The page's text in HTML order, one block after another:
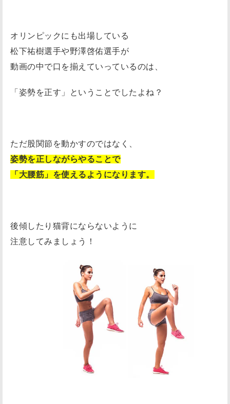
オリンピックにも出場している
松下祐樹選手や野澤啓佑選手が
動画の中で口を揃えていっているのは、
「姿勢を正す」ということでしたよね？
ただ股関節を動かすのではなく、
姿勢を正しながらやることで
「大腰筋」を使えるようになります。
後傾したり猫背にならないように
注意してみましょう！